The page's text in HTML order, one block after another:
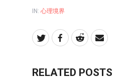
IN: 心理境界
RELATED POSTS